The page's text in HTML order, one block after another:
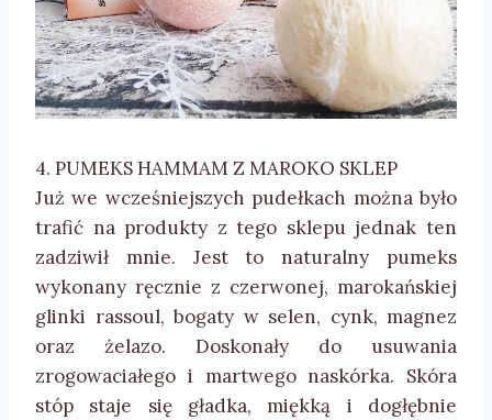
4. PUMEKS HAMMAM Z MAROKO SKLEP
Już we wcześniejszych pudełkach można było
trafić na produkty z tego sklepu jednak ten
zadziwił mnie. Jest to naturalny pumeks
wykonany ręcznie z czerwonej, marokańskiej
glinki rassoul, bogaty w selen, cynk, magnez
oraz żelazo. Doskonały do usuwania
zrogowaciałego i martwego naskórka. Skóra
stóp staje się gładka, miękką i dogłębnie